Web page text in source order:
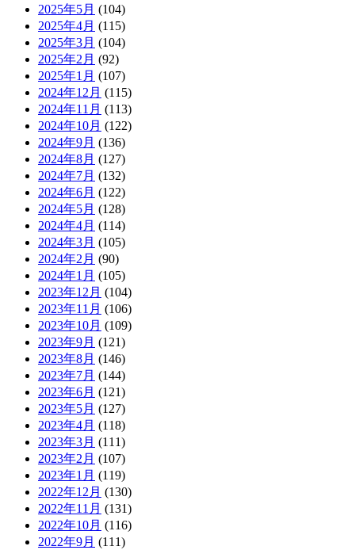
2025年5月 (104)
2025年4月 (115)
2025年3月 (104)
2025年2月 (92)
2025年1月 (107)
2024年12月 (115)
2024年11月 (113)
2024年10月 (122)
2024年9月 (136)
2024年8月 (127)
2024年7月 (132)
2024年6月 (122)
2024年5月 (128)
2024年4月 (114)
2024年3月 (105)
2024年2月 (90)
2024年1月 (105)
2023年12月 (104)
2023年11月 (106)
2023年10月 (109)
2023年9月 (121)
2023年8月 (146)
2023年7月 (144)
2023年6月 (121)
2023年5月 (127)
2023年4月 (118)
2023年3月 (111)
2023年2月 (107)
2023年1月 (119)
2022年12月 (130)
2022年11月 (131)
2022年10月 (116)
2022年9月 (111)